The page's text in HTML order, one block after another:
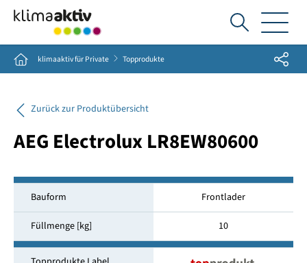
Ich
suche...
Home klimaaktiv für Private Topprodukte Share
Zurück zur Produktübersicht
AEG Electrolux LR8EW80600
Bauform Frontlader
Füllmenge [kg] 10